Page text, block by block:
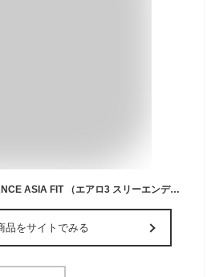
オークリー ARO3 ENDURANCE ASIA FIT （エアロ3 スリーエンデュランスアジアンフィット） OAKLEY
品をサイトでみる